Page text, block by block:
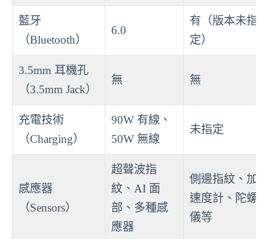
藍牙
（Bluetooth）
6.0
有（版本未指
定）
3.5mm 耳機孔
（3.5mm Jack）
無 無
充電技術
（Charging）
90W 有線、
50W 無線
未指定
感應器
（Sensors）
超聲波指
紋、AI 面
部、多種感
應器
側邊指紋、加
速度計、陀螺
儀等